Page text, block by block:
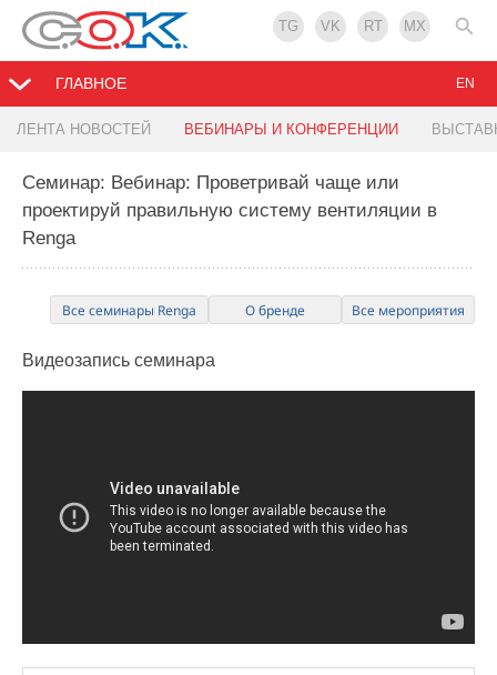
TG VK RT MX
ГЛАВНОЕ
ЛЕНТА НОВОСТЕЙ ВЕБИНАРЫ И КОНФЕРЕНЦИИ
EN
Семинар: Вебинар: Проветривай чаще или
проектируй правильную систему вентиляции в
Rengа
Все семинары Renga О бренде Все мероприятия
Видеозапись семинара